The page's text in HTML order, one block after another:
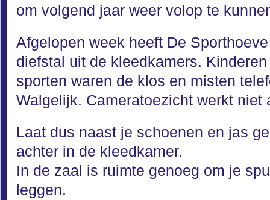
om volgend jaar weer volop te
Afgelopen week heeft De
diefstal uit de kleedkamers.
sporten waren de klos en misten
Walgelijk. Cameratoezicht werkt niet
Laat dus naast je schoenen en jas
achter in de kleedkamer.
In de zaal is ruimte genoeg om je
leggen.